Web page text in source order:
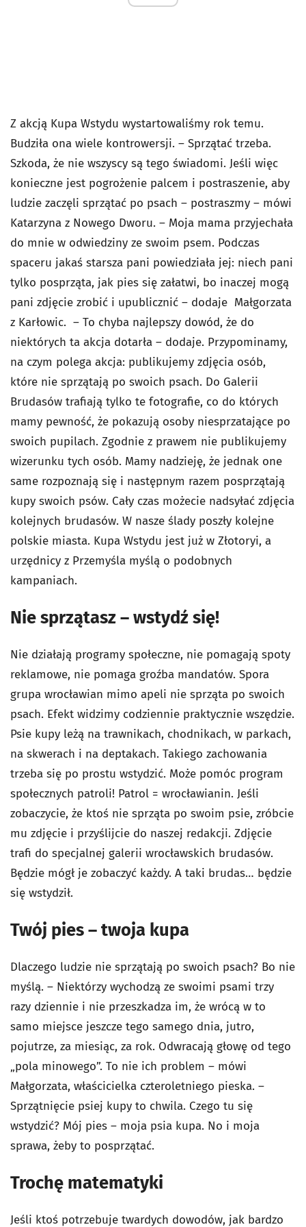
Z akcją Kupa Wstydu wystartowaliśmy rok temu.
Budziła ona wiele kontrowersji. – Sprzątać trzeba.
Szkoda, że nie wszyscy są tego świadomi. Jeśli więc
konieczne jest pogrożenie palcem i postraszenie, aby
ludzie zaczęli sprzątać po psach – postraszmy – mówi
Katarzyna z Nowego Dworu. – Moja mama przyjechała
do mnie w odwiedziny ze swoim psem. Podczas
spaceru jakaś starsza pani powiedziała jej: niech pani
tylko posprząta, jak pies się załatwi, bo inaczej mogą
pani zdjęcie zrobić i upublicznić – dodaje Małgorzata
z Karłowic. – To chyba najlepszy dowód, że do
niektórych ta akcja dotarła – dodaje. Przypominamy,
na czym polega akcja: publikujemy zdjęcia osób,
które nie sprzątają po swoich psach. Do Galerii
Brudasów trafiają tylko te fotografie, co do których
mamy pewność, że pokazują osoby niesprzatające po
swoich pupilach. Zgodnie z prawem nie publikujemy
wizerunku tych osób. Mamy nadzieję, że jednak one
same rozpoznają się i następnym razem posprzątają
kupy swoich psów. Cały czas możecie nadsyłać zdjęcia
kolejnych brudasów. W nasze ślady poszły kolejne
polskie miasta. Kupa Wstydu jest już w Złotoryi, a
urzędnicy z Przemyśla myślą o podobnych
kampaniach.
Nie sprzątasz – wstydź się!
Nie działają programy społeczne, nie pomagają spoty
reklamowe, nie pomaga groźba mandatów. Spora
grupa wrocławian mimo apeli nie sprząta po swoich
psach. Efekt widzimy codziennie praktycznie wszędzie.
Psie kupy leżą na trawnikach, chodnikach, w parkach,
na skwerach i na deptakach. Takiego zachowania
trzeba się po prostu wstydzić. Może pomóc program
społecznych patroli! Patrol = wrocławianin. Jeśli
zobaczycie, że ktoś nie sprząta po swoim psie, zróbcie
mu zdjęcie i przyślijcie do naszej redakcji. Zdjęcie
trafi do specjalnej galerii wrocławskich brudasów.
Będzie mógł je zobaczyć każdy. A taki brudas… będzie
się wstydził.
Twój pies – twoja kupa
Dlaczego ludzie nie sprzątają po swoich psach? Bo nie
myślą. – Niektórzy wychodzą ze swoimi psami trzy
razy dziennie i nie przeszkadza im, że wrócą w to
samo miejsce jeszcze tego samego dnia, jutro,
pojutrze, za miesiąc, za rok. Odwracają głowę od tego
„pola minowego”. To nie ich problem – mówi
Małgorzata, właścicielka czteroletniego pieska. –
Sprzątnięcie psiej kupy to chwila. Czego tu się
wstydzić? Mój pies – moja psia kupa. No i moja
sprawa, żeby to posprzątać.
Trochę matematyki
Jeśli ktoś potrzebuje twardych dowodów, jak bardzo